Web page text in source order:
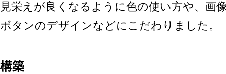
見栄えが良くなるように色の使い方や、画
ボタンのデザインなどにこだわりました。
構築